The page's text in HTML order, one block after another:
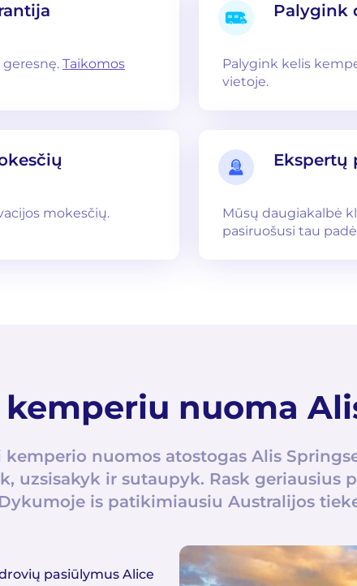
geresnę. Taikomos
Palygink
Palygink kelis
vietoje.
mokesčių.
Ekspertų
Mūsų daugiakalbė
pasiruošusi tau
nuoma
kemperio nuomos atostogas Alis
uzsisakyk ir sutaupyk. Rask geriausius
Dykumoje is patikimiausiu Australijos
pasiūlymus Alice